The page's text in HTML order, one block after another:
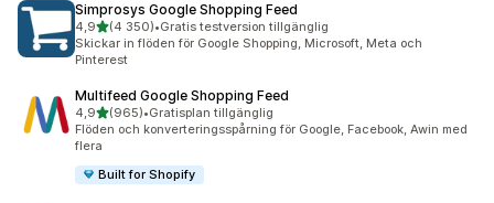
Simprosys Google Shopping Feed
4,9av 5 stjärnor
(4 350)
4350 recensioner totalt
•Gratis testversion tillgänglig
Skickar in flöden för Google Shopping, Microsoft, Meta och
Pinterest
Multifeed Google Shopping Feed
4,9av 5 stjärnor
(965)
965 recensioner totalt
•Gratisplan tillgänglig
Flöden och konverteringsspårning för Google, Facebook, Awin med
flera
Built for Shopify